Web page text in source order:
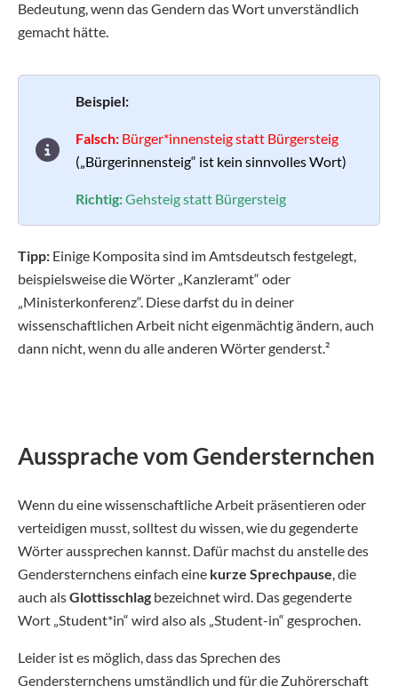
Bedeutung, wenn das Gendern das Wort unverständlich
gemacht hätte.
Beispiel:
Falsch: Bürger*innensteig statt Bürgersteig
(„Bürgerinnensteig“ ist kein sinnvolles Wort)
Richtig:Gehsteig statt Bürgersteig
Tipp: Einige Komposita sind im Amtsdeutsch festgelegt,
beispielsweise die Wörter „Kanzleramt“ oder
„Ministerkonferenz“. Diese darfst du in deiner
wissenschaftlichen Arbeit nicht eigenmächtig ändern, auch
dann nicht, wenn du alle anderen Wörter genderst.²
Aussprache vom Gendersternchen
Wenn du eine wissenschaftliche Arbeit präsentieren oder
verteidigen musst, solltest du wissen, wie du gegenderte
Wörter aussprechen kannst. Dafür machst du anstelle des
Gendersternchens einfach eine kurze Sprechpause, die
auch alsGlottisschlag bezeichnet wird. Das gegenderte
Wort „Student*in“ wird also als „Student-in“ gesprochen.
Leider ist es möglich, dass das Sprechen des
Gendersternchens umständlich und für die Zuhörerschaft